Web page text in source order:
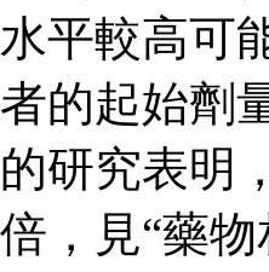
水平較高可
者的起始劑
的研究表明
倍，見“藥